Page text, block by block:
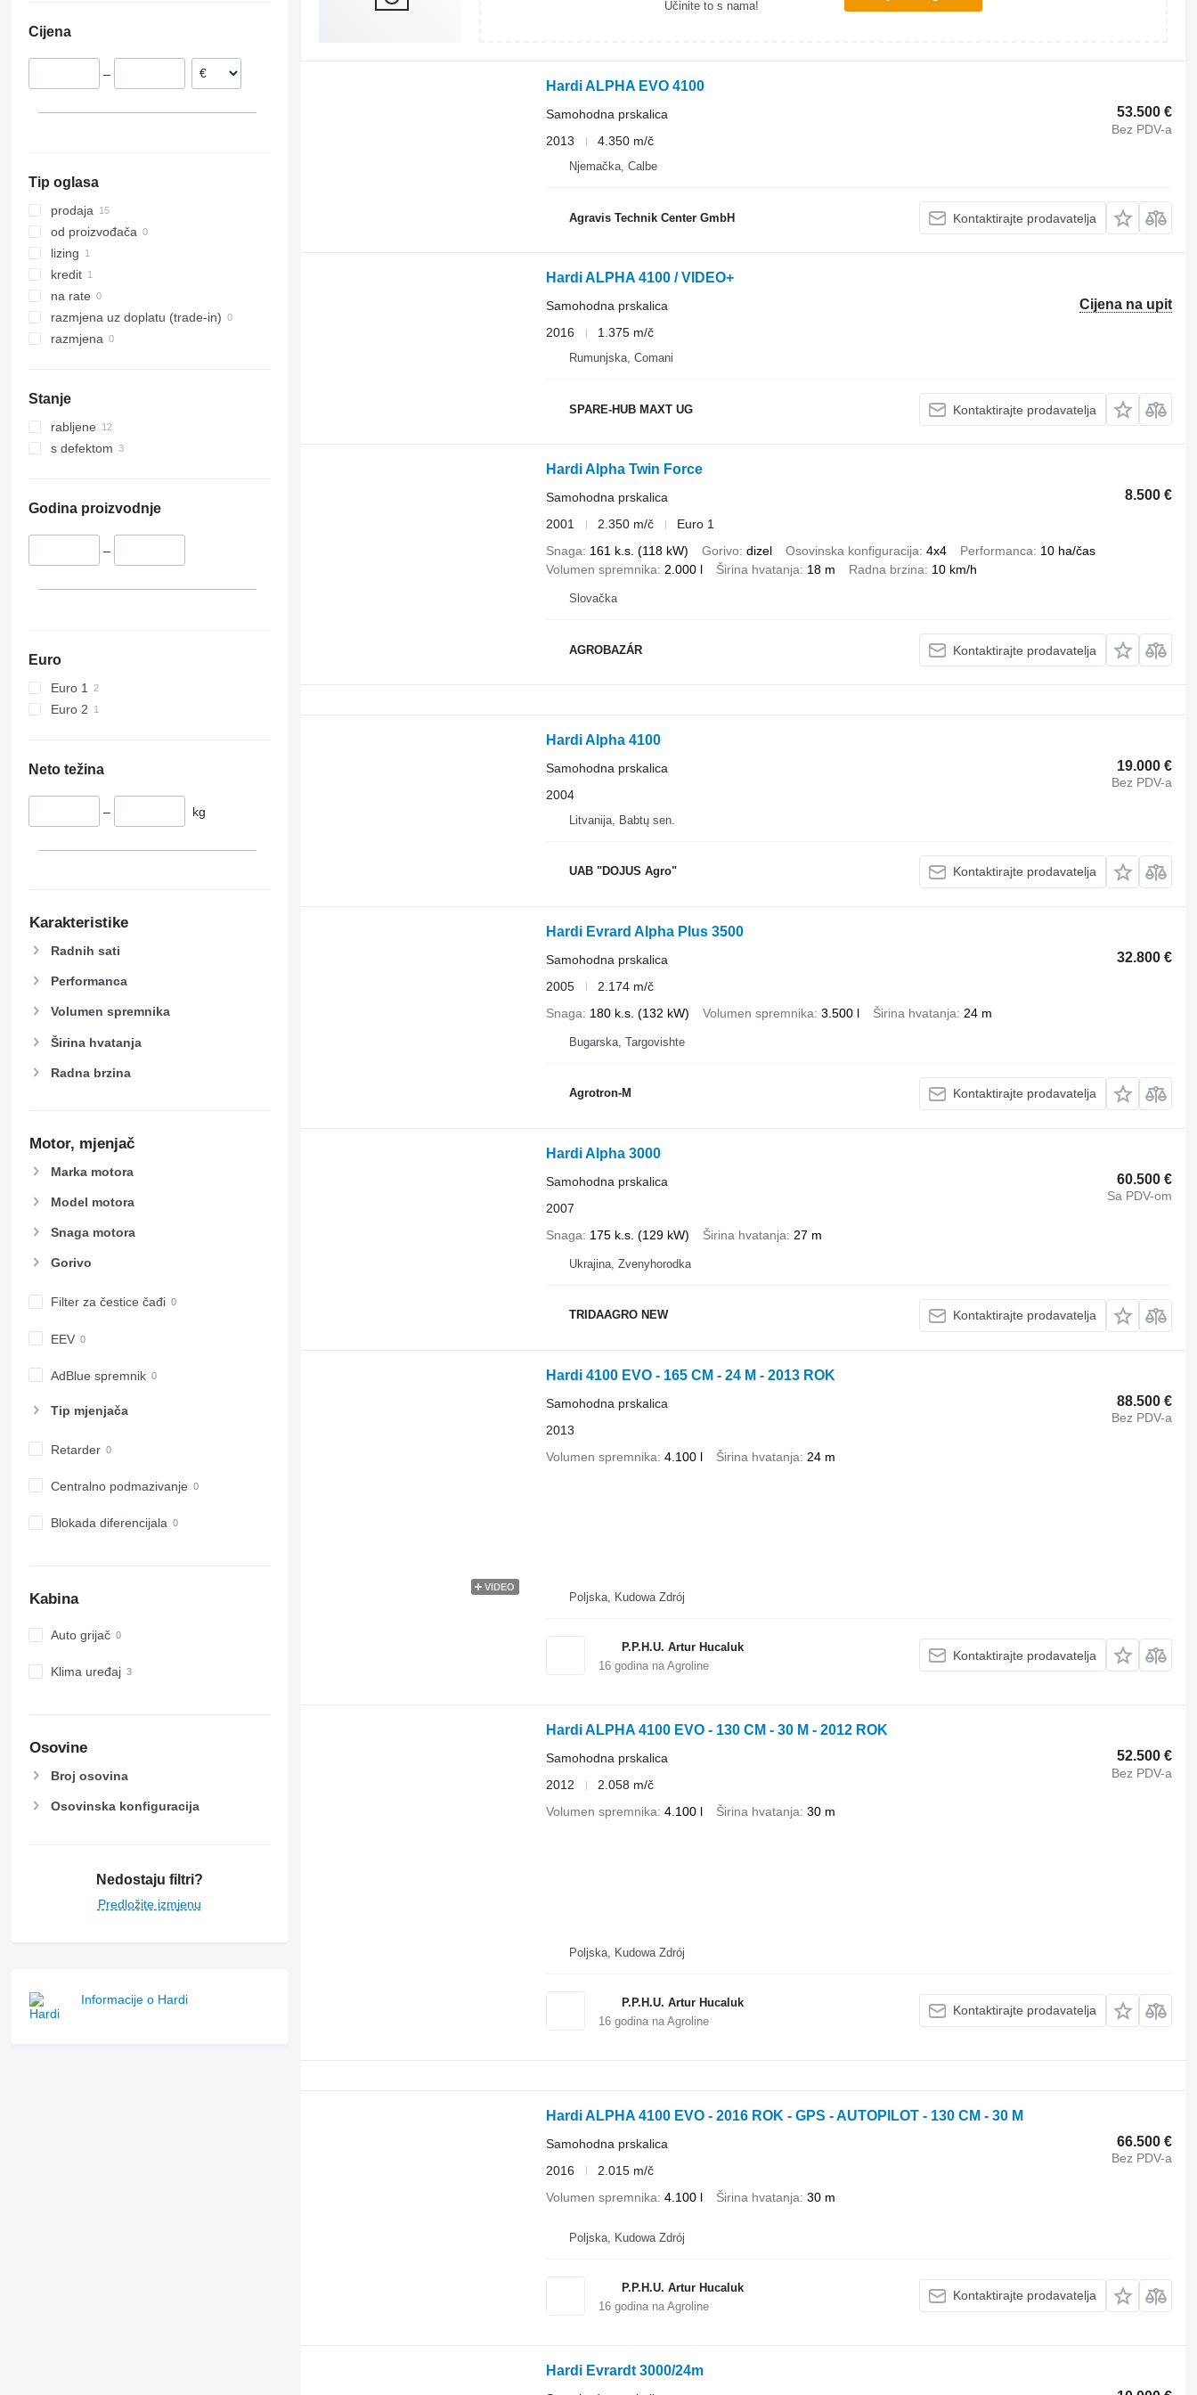
Njemačka
Bugarska
Cijena
–
Tip oglasa
prodaja
od proizvođača
lizing
kredit
na rate
razmjena uz doplatu (trade-in)
razmjena
Stanje
rabljene
s defektom
Godina proizvodnje
–
Euro
Euro 1
Euro 2
Neto težina
– kg
Karakteristike
Radnih sati
Performanca
Volumen spremnika
Širina hvatanja
Radna brzina
Motor, mjenjač
Marka motora
Model motora
Snaga motora
Gorivo
Filter za čestice čađi
EEV
AdBlue spremnik
Tip mјenjača
Retarder
Centralno podmazivanje
Blokada diferencijala
Kabina
Auto grijač
Klima uređaj
Osovine
Broj osovina
Osovinska konfiguracija
Nedostaju filtri?
Predložite izmjenu
Informacije o Hardi
Učinite to s nama!
Hardi ALPHA EVO 4100
53.500 €
Bez PDV-a
Samohodna prskalica
2013
4.350 m/č
Njemačka, Calbe
Agravis Technik Center GmbH Kontaktirajte prodavatelja
Hardi ALPHA 4100 / VIDEO+
Cijena na upit
Samohodna prskalica
2016
1.375 m/č
Rumunjska, Comani
SPARE-HUB MAXT UG Kontaktirajte prodavatelja
Hardi Alpha Twin Force
8.500 €
Samohodna prskalica
2001
2.350 m/č
Euro 1
Snaga
161 k.s. (118 kW) Gorivo dizel Osovinska konfiguracija 4x4 Performanca
10 ha/čas
Volumen spremnika
2.000 l Širina hvatanja 18 m Radna brzina 10 km/h
Slovačka
AGROBAZÁR Kontaktirajte prodavatelja
Hardi Alpha 4100
19.000 €
Bez PDV-a
Samohodna prskalica
2004
Litvanija, Babtų sen.
UAB "DOJUS Agro" Kontaktirajte prodavatelja
Hardi Evrard Alpha Plus 3500
32.800 €
Samohodna prskalica
2005
2.174 m/č
Snaga
180 k.s. (132 kW) Volumen spremnika 3.500 l Širina hvatanja 24 m
Bugarska, Targovishte
Agrotron-M Kontaktirajte prodavatelja
Hardi Alpha 3000
60.500 €
Sa PDV-om
Samohodna prskalica
2007
Snaga
175 k.s. (129 kW) Širina hvatanja 27 m
Ukrajina, Zvenyhorodka
TRIDAAGRO NEW Kontaktirajte prodavatelja
VIDEO
Hardi 4100 EVO - 165 CM - 24 M - 2013 ROK
88.500 €
Bez PDV-a
Samohodna prskalica
2013
Volumen spremnika 4.100 l Širina hvatanja 24 m
Poljska, Kudowa Zdrój
P.P.H.U. Artur Hucaluk
16godina na Agroline
Kontaktirajte prodavatelja
Hardi ALPHA 4100 EVO - 130 CM - 30 M - 2012 ROK
52.500 €
Bez PDV-a
Samohodna prskalica
2012
2.058 m/č
Volumen spremnika 4.100 l Širina hvatanja 30 m
Poljska, Kudowa Zdrój
P.P.H.U. Artur Hucaluk
16godina na Agroline
Kontaktirajte prodavatelja
Hardi ALPHA 4100 EVO - 2016 ROK - GPS - AUTOPILOT - 130 CM - 30 M
66.500 €
Bez PDV-a
Samohodna prskalica
2016
2.015 m/č
Volumen spremnika 4.100 l Širina hvatanja 30 m
Poljska, Kudowa Zdrój
P.P.H.U. Artur Hucaluk
16godina na Agroline
Kontaktirajte prodavatelja
Hardi Evrardt 3000/24m